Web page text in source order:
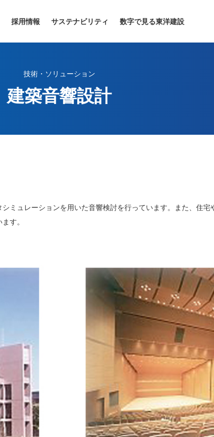
採用情報 サステナビリティ 数字で見る東洋建設
技術・ソリューション
建築音響設計
ミュレーションを用いた音響検討を行っています。また、住
す。